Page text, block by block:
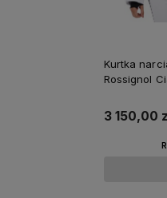
Kurtka
Rossignol
3 150,00